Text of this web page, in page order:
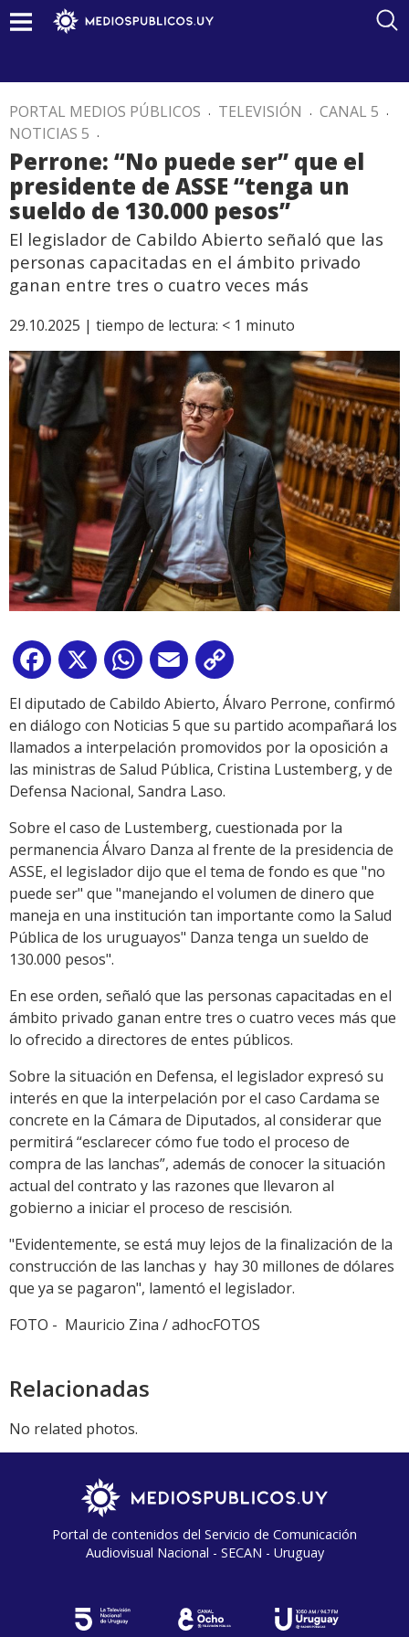
PORTAL MEDIOS PÚBLICOS . TELEVISIÓN . CANAL 5 .
NOTICIAS 5 .
Perrone: “No puede ser” que el
presidente de ASSE “tenga un
sueldo de 130.000 pesos”
El legislador de Cabildo Abierto señaló que las
personas capacitadas en el ámbito privado
ganan entre tres o cuatro veces más
29.10.2025 | tiempo de lectura: < 1 minuto
Facebook
X WhatsApp
Email
Link
El diputado de Cabildo Abierto, Álvaro Perrone, confirmó
en diálogo con Noticias 5 que su partido acompañará los
llamados a interpelación promovidos por la oposición a
las ministras de Salud Pública, Cristina Lustemberg, y de
Defensa Nacional, Sandra Laso.
Sobre el caso de Lustemberg, cuestionada por la
permanencia Álvaro Danza al frente de la presidencia de
ASSE, el legislador dijo que el tema de fondo es que "no
puede ser" que "manejando el volumen de dinero que
maneja en una institución tan importante como la Salud
Pública de los uruguayos" Danza tenga un sueldo de
130.000 pesos".
En ese orden, señaló que las personas capacitadas en el
ámbito privado ganan entre tres o cuatro veces más que
lo ofrecido a directores de entes públicos.
Sobre la situación en Defensa, el legislador expresó su
interés en que la interpelación por el caso Cardama se
concrete en la Cámara de Diputados, al considerar que
permitirá “esclarecer cómo fue todo el proceso de
compra de las lanchas”, además de conocer la situación
actual del contrato y las razones que llevaron al
gobierno a iniciar el proceso de rescisión.
"Evidentemente, se está muy lejos de la finalización de la
construcción de las lanchas y hay 30 millones de dólares
que ya se pagaron", lamentó el legislador.
FOTO - Mauricio Zina / adhocFOTOS
Relacionadas
No related photos.
Portal de contenidos del Servicio de Comunicación
Audiovisual Nacional - SECAN - Uruguay